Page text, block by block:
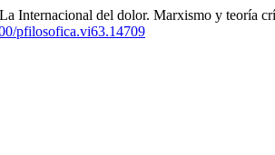
Internacional del dolor. Marxismo y teoría
pfilosofica.vi63.14709